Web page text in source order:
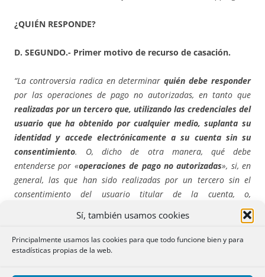
Sí, también usamos cookies
Principalmente usamos las cookies para que todo funcione bien y para
estadísticas propias de la web.
¿QUIÉN RESPONDE?
D. SEGUNDO.- Primer motivo de recurso de casación.
“La controversia radica en determinarquién debe responder
por las operaciones de pago no autorizadas, en tanto que
realizadas por un tercero que, utilizando las credenciales del
usuario que ha obtenido por cualquier medio, suplanta su
identidad y accede electrónicamente a su cuenta sin su
consentimiento. O, dicho de otra manera, qué debe
entenderse por «operaciones de pago no autorizadas», si, en
general, las que han sido realizadas por un tercero sin el
consentimiento del usuario titular de la cuenta, o,
exclusivamente, las efectuadas sin seguir el procedimiento legal
y contractualmente fijado.”
“La respuesta a la cuestión discutida exige recodar